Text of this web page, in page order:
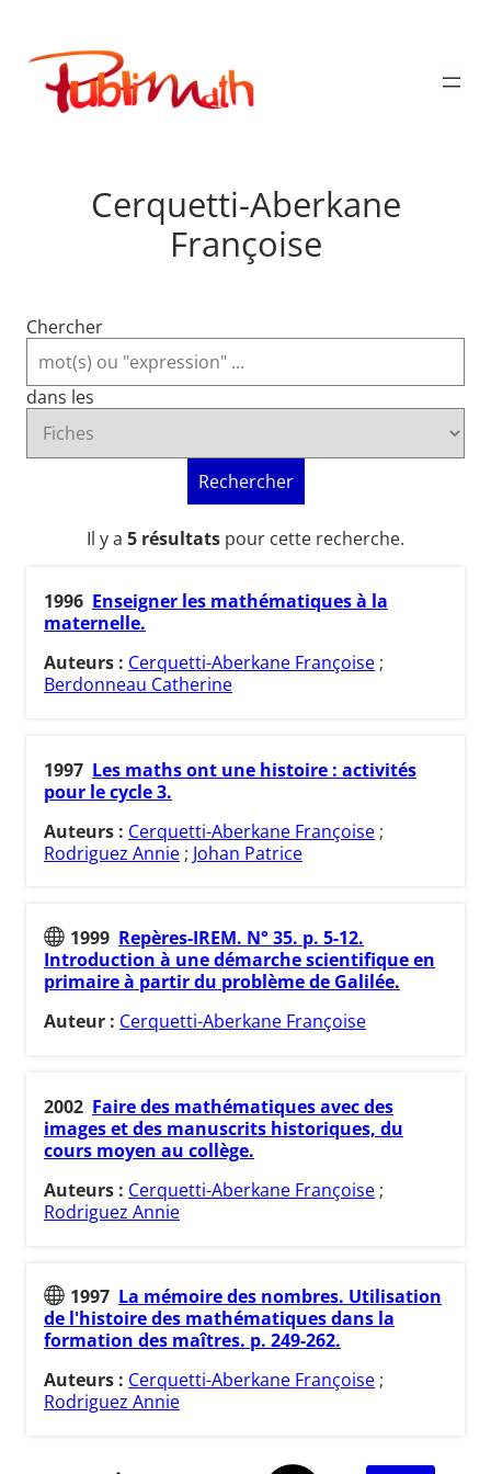
contenu
Publimath
Cerquetti-Aberkane
Françoise
Chercher
dans les
Rechercher
Il y a 5 résultats pour cette recherche.
1996 Enseigner les mathématiques à la
maternelle.
Auteurs : Cerquetti-Aberkane Françoise ;
Berdonneau Catherine
1997 Les maths ont une histoire : activités
pour le cycle 3.
Auteurs : Cerquetti-Aberkane Françoise ;
Rodriguez Annie ; Johan Patrice
1999 Repères-IREM. N° 35. p. 5-12.
Introduction à une démarche scientifique en
primaire à partir du problème de Galilée.
Auteur : Cerquetti-Aberkane Françoise
2002 Faire des mathématiques avec des
images et des manuscrits historiques, du
cours moyen au collège.
Auteurs : Cerquetti-Aberkane Françoise ;
Rodriguez Annie
1997 La mémoire des nombres. Utilisation
de l'histoire des mathématiques dans la
formation des maîtres. p. 249-262.
Auteurs : Cerquetti-Aberkane Françoise;
Rodriguez Annie